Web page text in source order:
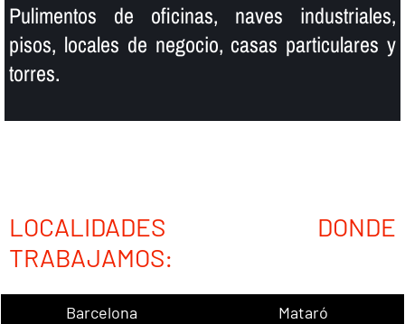
Pulimentos de oficinas, naves industriales,
pisos, locales de negocio, casas particulares y
torres.
LOCALIDADES DONDE
TRABAJAMOS:
Barcelona
Mataró